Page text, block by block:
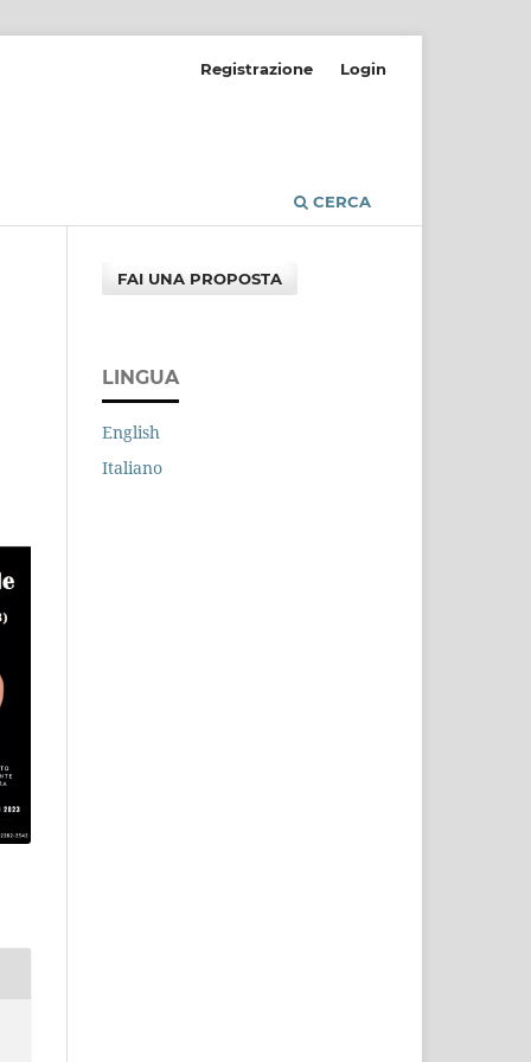
CERCA
Registrazione Login
FAI UNA PROPOSTA
LINGUA
English
Italiano